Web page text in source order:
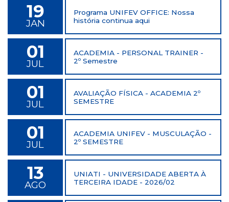
19
JAN
Programa UNIFEV OFFICE: Nossa
história continua aqui
01
JUL
ACADEMIA - PERSONAL TRAINER -
2º Semestre
01
JUL
AVALIAÇÃO FÍSICA - ACADEMIA 2º
SEMESTRE
01
JUL
ACADEMIA UNIFEV - MUSCULAÇÃO -
2º SEMESTRE
13
AGO
UNIATI - UNIVERSIDADE ABERTA À
TERCEIRA IDADE - 2026/02